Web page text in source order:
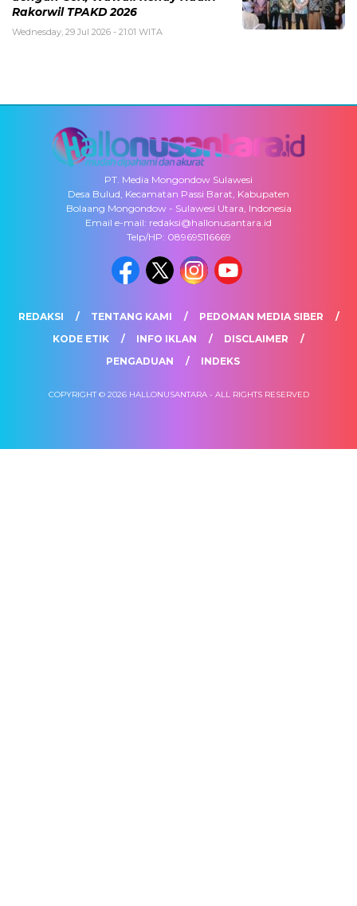
Rakorwil TPAKD 2026
Wednesday, 29 Jul 2026 - 21:01 WITA
PT. Media Mongondow Sulawesi
Desa Bulud, Kecamatan Passi Barat, Kabupaten
Bolaang Mongondow - Sulawesi Utara, Indonesia
Email e-mail: redaksi@hallonusantara.id
Telp/HP: 089695116669
REDAKSI TENTANG KAMI
PEDOMAN MEDIA SIBER
KODE ETIK
INFO IKLAN
DISCLAIMER
PENGADUAN
INDEKS
COPYRIGHT © 2026 HALLONUSANTARA - ALL RIGHTS RESERVED